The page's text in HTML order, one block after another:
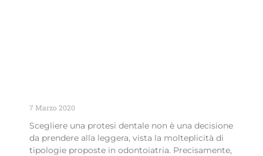
7 Marzo 2020
Scegliere una protesi dentale non è una decisione
da prendere alla leggera, vista la molteplicità di
tipologie proposte in odontoiatria. Precisamente,